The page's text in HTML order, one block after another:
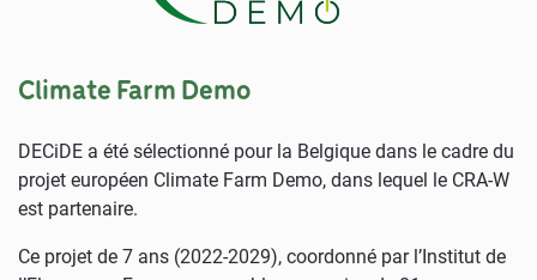
Climate Farm Demo
DECiDE a été sélectionné pour la Belgique dans le cadre du
projet européen Climate Farm Demo, dans lequel le CRA-W
est partenaire.
Ce projet de 7 ans (2022-2029), coordonné par l’Institut de